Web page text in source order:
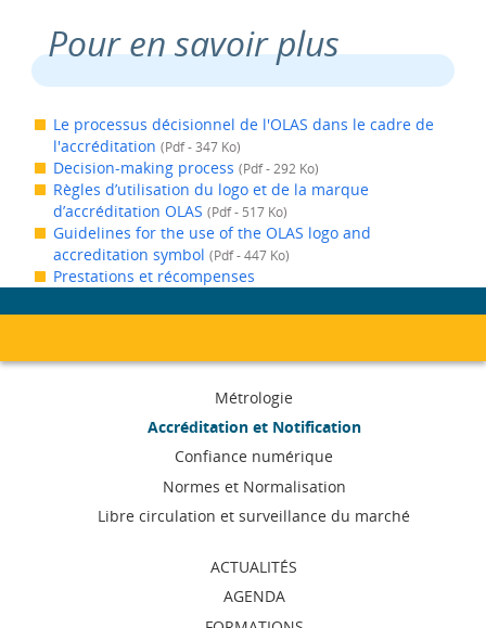
Pour en savoir plus
Le processus décisionnel de l'OLAS dans le cadre de
l'accréditation (Pdf - 347 Ko)
Decision-making process (Pdf - 292 Ko)
Règles d’utilisation du logo et de la marque
d’accréditation OLAS (Pdf - 517 Ko)
Guidelines for the use of the OLAS logo and
accreditation symbol (Pdf - 447 Ko)
Prestations et récompenses
navigation
Métrologie
Accréditation et Notification
Confiance numérique
Normes et Normalisation
Libre circulation et surveillance du marché
ACTUALITÉS
AGENDA